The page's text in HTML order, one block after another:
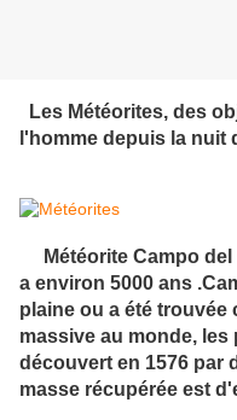
Les Météorites, des
l'homme depuis la nuit
Météorite Campo del
a environ 5000 ans
plaine ou a été trouvée
massive au monde,
découvert en 1576 par
masse récupérée est